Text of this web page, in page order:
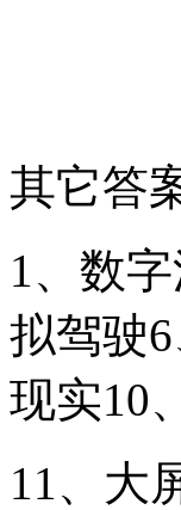
其它答
1、数
拟驾驶
现实10
11、大